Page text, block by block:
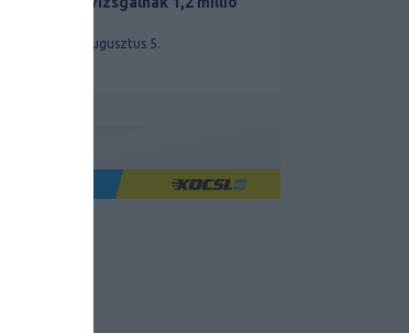
2026. augusztus 5.